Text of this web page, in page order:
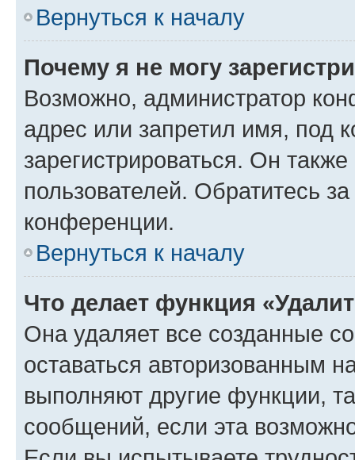
Вернуться к началу
Почему я не могу
Возможно, администратор
адрес или запретил имя, под
зарегистрироваться. Он
пользователей. Обратитесь
конференции.
Вернуться к началу
Что делает функция
Она удаляет все созданные
оставаться авторизованным
выполняют другие функции,
сообщений, если эта